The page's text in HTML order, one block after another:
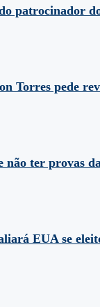
patrocinador
Torres pede
ter provas
EUA se